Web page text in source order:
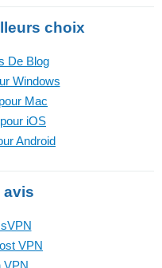
choix
De Blog
Windows
Mac
iOS
Android
avis
VPN
VPN